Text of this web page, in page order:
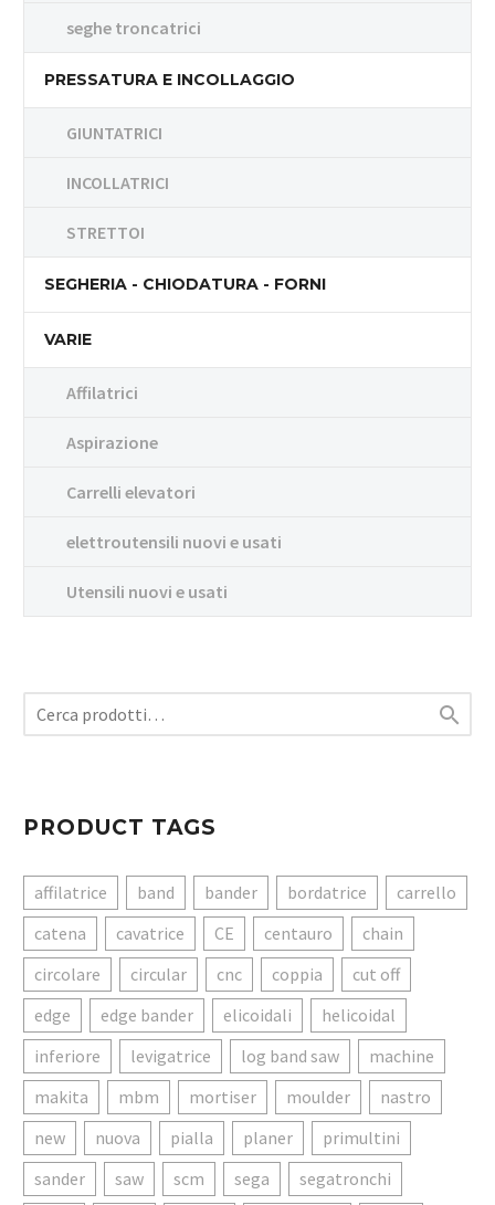
seghe troncatrici
PRESSATURA E INCOLLAGGIO
GIUNTATRICI
INCOLLATRICI
STRETTOI
SEGHERIA - CHIODATURA - FORNI
VARIE
Affilatrici
Aspirazione
Carrelli elevatori
elettroutensili nuovi e usati
Utensili nuovi e usati

PRODUCT TAGS
affilatrice band bander bordatrice
carrello
catena
cavatrice CE centauro
chain
circolare
circular cnc coppia
cut off
edge
edge bander elicoidali
helicoidal
inferiore
levigatrice log band saw
machine
makita
mbm mortiser moulder
nastro
new
nuova pialla planer
primultini
sander
saw scm sega
segatronchi